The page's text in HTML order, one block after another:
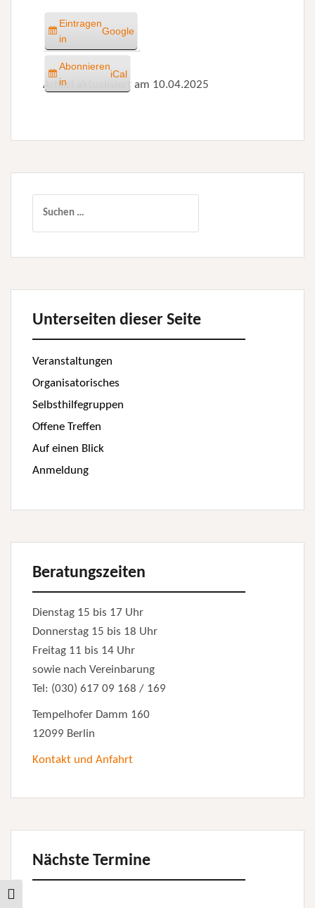
Toggle High Contrast
Eintragen
in
Google
Abonnieren
in
iCal
Artikel aktualisiert am 10.04.2025
Unterseiten dieser Seite
Veranstaltungen
Organisatorisches
Selbsthilfegruppen
Offene Treffen
Auf einen Blick
Anmeldung
Beratungszeiten
Dienstag 15 bis 17 Uhr
Donnerstag 15 bis 18 Uhr
Freitag 11 bis 14 Uhr
sowie nach Vereinbarung
Tel: (030) 617 09 168 / 169
Tempelhofer Damm 160
12099 Berlin
Kontakt und Anfahrt
Nächste Termine